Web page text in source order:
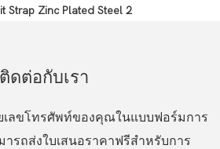
ติดต่อกับเรา
เลขโทรศัพท์ของคุณในแบบฟอร์มการ
ารถส่งใบเสนอราคาฟรีสำหรับการ